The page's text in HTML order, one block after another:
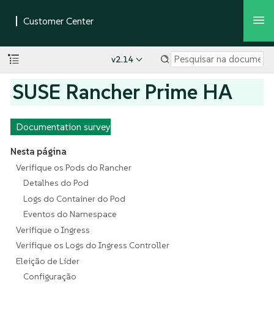
v2.14
SUSE Rancher Prime HA
Documentation survey
Nesta página
Verifique os Pods do Rancher
Detalhes do Pod
Logs do Container do Pod
Eventos do Namespace
Verifique o Ingress
Verifique os Logs do Ingress Controller
Eleição de Líder
Configuração